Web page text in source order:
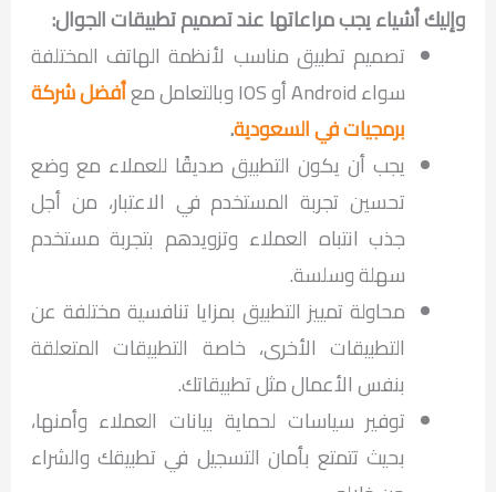
وإليك أشياء يجب مراعاتها عند تصميم تطبيقات الجوال:
تصميم تطبيق مناسب لأنظمة الهاتف المختلفة
سواء Android أو IOS وبالتعامل مع
أفضل شركة
برمجيات في السعودية.
يجب أن يكون التطبيق صديقًا للعملاء مع وضع
تحسين تجربة المستخدم في الاعتبار، من أجل
جذب انتباه العملاء وتزويدهم بتجربة مستخدم
سهلة وسلسة.
محاولة تمييز التطبيق بمزايا تنافسية مختلفة عن
التطبيقات الأخرى، خاصة التطبيقات المتعلقة
بنفس الأعمال مثل تطبيقاتك.
توفير سياسات لحماية بيانات العملاء وأمنها،
بحيث تتمتع بأمان التسجيل في تطبيقك والشراء